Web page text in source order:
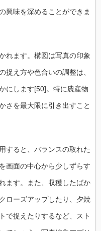
興味を深めることができま
れます。構図は写真の印象
捉え方や色合いの調整は、
にします[50]。特に農産物
さを最大限に引き出すこと
すると、バランスの取れた
画面の中心から少しずらす
ます。また、収穫したばか
ローズアップしたり、夕焼
で捉えたりするなど、スト